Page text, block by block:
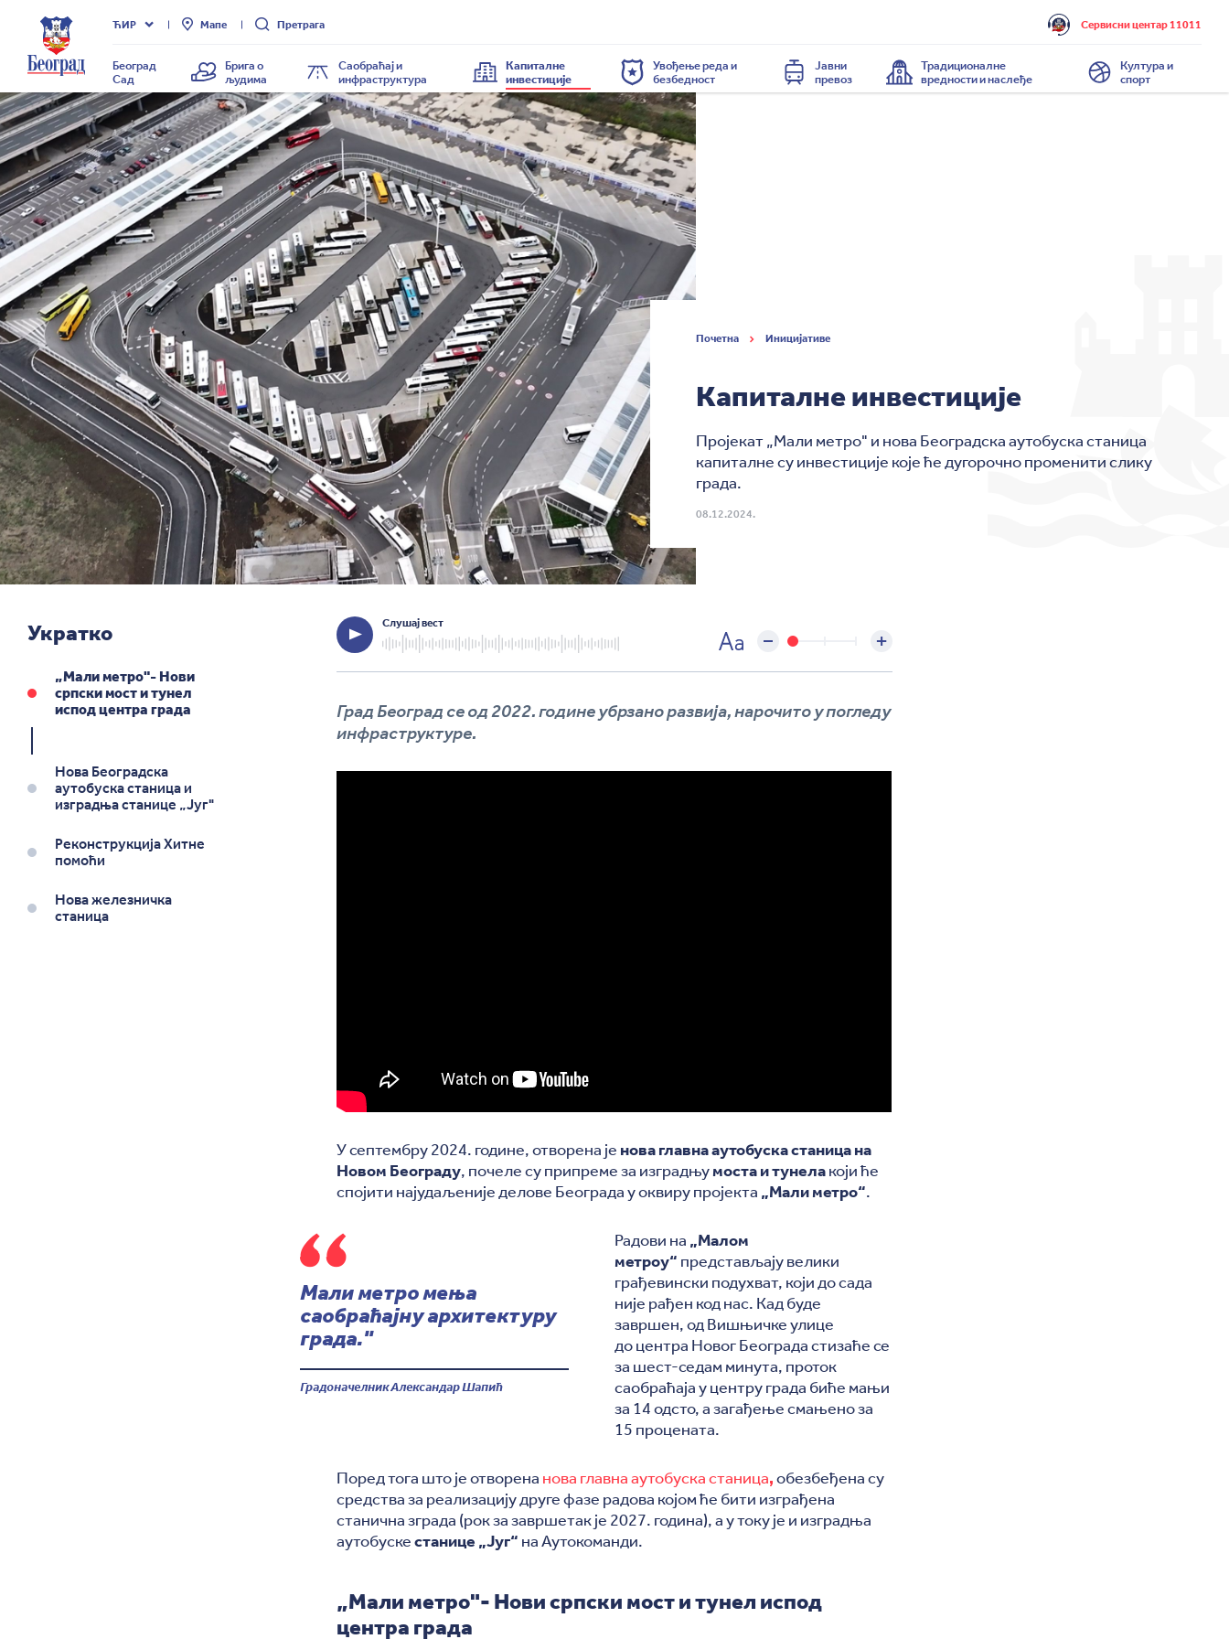
Град
Београд
ЋИР Мапе Претрага Сервисни центар 11011
Београд
Сад
Брига о
људима
Саобраћај и
инфраструктура
Капиталне
инвестиције
Увођење реда и
безбедност
Јавни
превоз
Традиционалне
вредности и наслеђе
Култура и
спорт
Почетна Иницијативе
Капиталне инвестиције
Пројекат „Мали метро" и нова Београдска аутобуска станица
капиталне су инвестиције које ће дугорочно променити слику
града.
08.12.2024.
Укратко
„Мали метро"- Нови
српски мост и тунел
испод центра града
Нова Београдска
аутобуска станица и
изградња станице „Југ"
Реконструкција Хитне
помоћи
Нова железничка
станица
Слушај вест
Град Београд се од 2022. године убрзано развија, нарочито у погледу
инфраструктуре.
У септембру 2024. године, отворена је нова главна аутобуска станица на
Новом Београду, почеле су припреме за изградњумоста и тунелакоји ће
спојити најудаљеније делове Београда у оквиру пројекта „Мали метро“.
Мали метро мења
саобраћајну архитектуру
града."
Градоначелник Александар Шапић
Радови на „Малом
метроу“ представљају велики
грађевински подухват, који до сада
није рађен код нас. Кад буде
завршен, од Вишњичке улице
до центра Новог Београда стизаће се
за шест-седам минута, проток
саобраћаја у центру града биће мањи
за 14 одсто, а загађење смањено за
15 процената.
Поред тога што је отворена нова главна аутобуска станица,обезбеђена су
средства за реализацију друге фазе радова којом ће бити изграђена
станична зграда (рок за завршетак је 2027. година), а у току је и изградња
аутобускестанице „Југ“ на Аутокоманди.
„Мали метро"- Нови српски мост и тунел испод
центра града